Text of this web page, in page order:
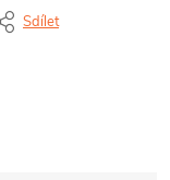
Sdílet